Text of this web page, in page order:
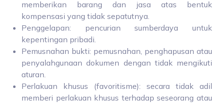
memberikan barang dan jasa atas bentuk
kompensasi yang tidak sepatutnya.
Penggelapan: pencurian sumberdaya untuk
kepentingan pribadi.
Pemusnahan bukti: pemusnahan, penghapusan atau
penyalahgunaan dokumen dengan tidak mengikuti
aturan.
Perlakuan khusus (favoritisme): secara tidak adil
memberi perlakuan khusus terhadap seseorang atau